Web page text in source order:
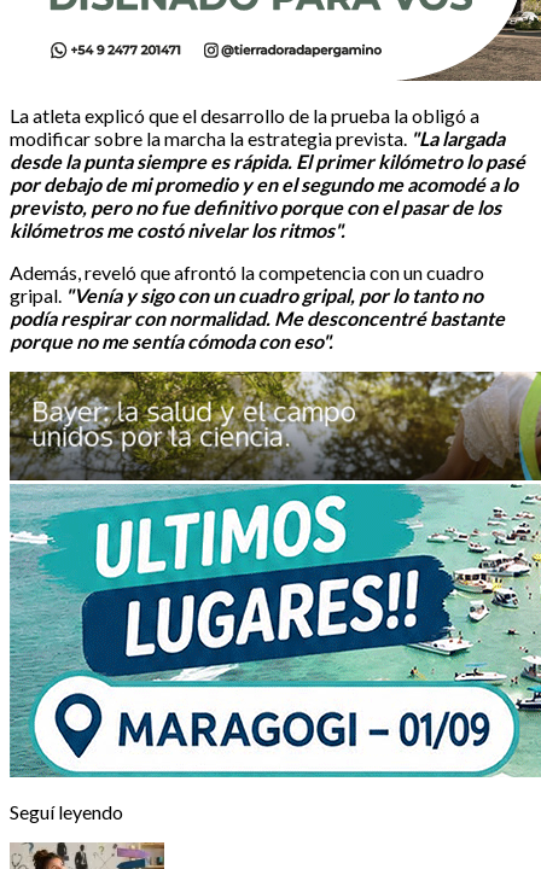
La atleta explicó que el desarrollo de la prueba la obligó a
modificar sobre la marcha la estrategia prevista. "La largada
desde la punta siempre es rápida. El primer kilómetro lo pasé
por debajo de mi promedio y en el segundo me acomodé a lo
previsto, pero no fue definitivo porque con el pasar de los
kilómetros me costó nivelar los ritmos".
Además, reveló que afrontó la competencia con un cuadro
gripal. "Venía y sigo con un cuadro gripal, por lo tanto no
podía respirar con normalidad. Me desconcentré bastante
porque no me sentía cómoda con eso".
Seguí leyendo